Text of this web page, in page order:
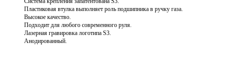
Пластиковая втулка выполняет роль подшипника в ручку газа.
Высокое качество.
Подходит для любого современного руля.
Лазерная гравировка логотипа S3.
Анодированный.